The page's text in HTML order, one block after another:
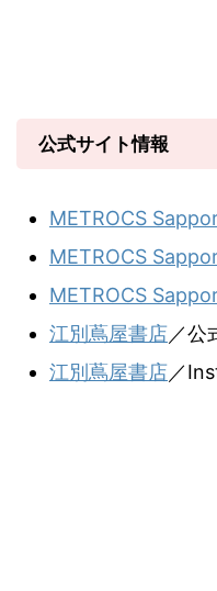
公式サイト情報
METROCS
METROCS
METROCS
江別蔦屋書店／公
江別蔦屋書店／